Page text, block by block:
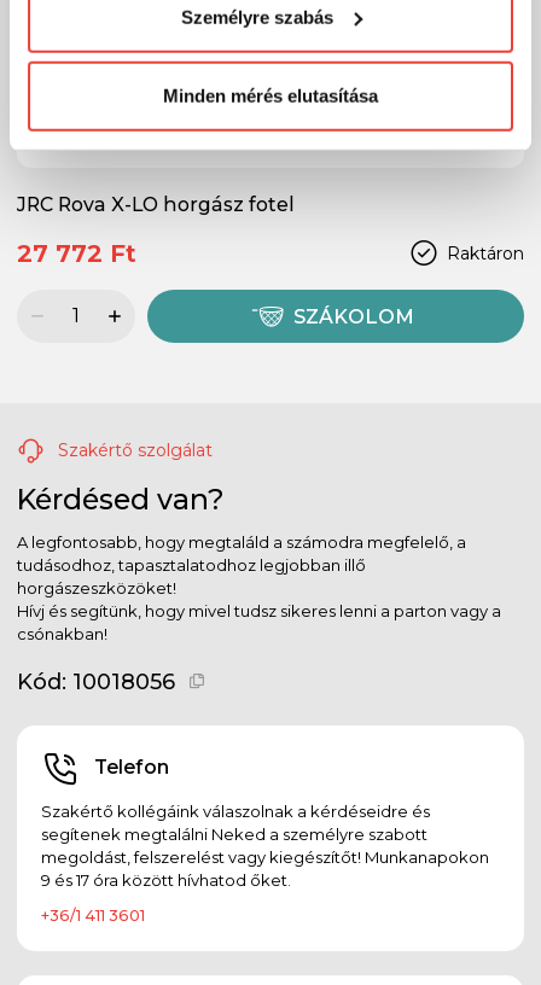
megváltoztathatod a döntésed ezzel kapcsolatban.
Előre is köszönjük!
Személyre szabás
Minden mérés elutasítása
JRC Rova X-LO horgász fotel
Raktáron
27 772 Ft
SZÁKOLOM
Szakértő szolgálat
Kérdésed van?
A legfontosabb, hogy megtaláld a számodra megfelelő, a
tudásodhoz, tapasztalatodhoz legjobban illő
horgászeszközöket!
Hívj és segítünk, hogy mivel tudsz sikeres lenni a parton vagy a
csónakban!
Kód: 10018056
Telefon
Szakértő kollégáink válaszolnak a kérdéseidre és
segítenek megtalálni Neked a személyre szabott
megoldást, felszerelést vagy kiegészítőt! Munkanapokon
9 és 17 óra között hívhatod őket.
+36/1 411 3601